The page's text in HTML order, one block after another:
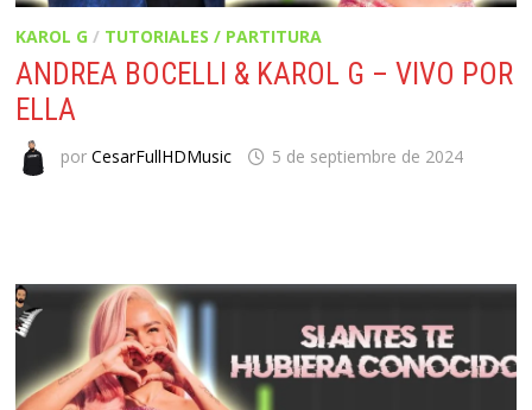
KAROL G / TUTORIALES / PARTITURA
ANDREA BOCELLI & KAROL G – VIVO POR
ELLA
porCesarFullHDMusic 5 de septiembre de 2024